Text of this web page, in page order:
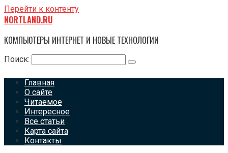
Перейти к контенту
NORTLAND.RU
КОМПЬЮТЕРЫ ИНТЕРНЕТ И НОВЫЕ ТЕХНОЛОГИИ
Поиск:
Главная
О сайте
Читаемое
Интересное
Все статьи
Карта сайта
Контакты